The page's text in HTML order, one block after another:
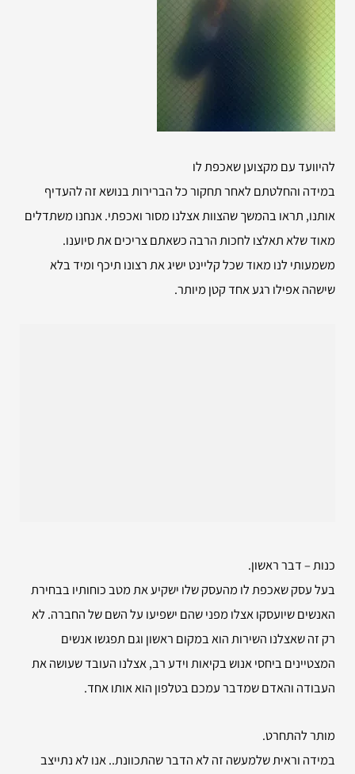
להיוועד עם מקצוען שאכפת לו
במידה והחלטתם לאחר תחקור כל הברירות בנושא זה להעדיף
אותנו, תראו בהמשך שהצוות אצלנו מסור ואכפתי. אנחנו משתדלים
מאוד שלא תאלצו לחכות הרבה כשאתם צריכים את סיוענו.
משמעותי לנו מאוד שכל קליינט ישיג את רצונו תיכף ומיד בלא
שישהה אפילו רגע אחד קטן מיותר.
כנות – דבר ראשון.
בעל עסק שאכפת לו מהעסק שלו ישקיע את מטב כוחותיו בבחירת
האנשים שיועסקו אצלו מפני שהם ישפיעו על השם של החברה. לא
רק זה שאצלנו השירות הוא במקום ראשון וגם תפגשו אנשים
המצטיינים ביחסי אנוש בקיאות וידע רב, אצלנו העובד שעושה את
העבודה והאדם שמדבר עמכם בטלפון הוא אותו אחד.
מותר להתחרט.
במידה וראית שלמעשה זה לא הדבר שהתכוונת.. אנו לא נתייצב